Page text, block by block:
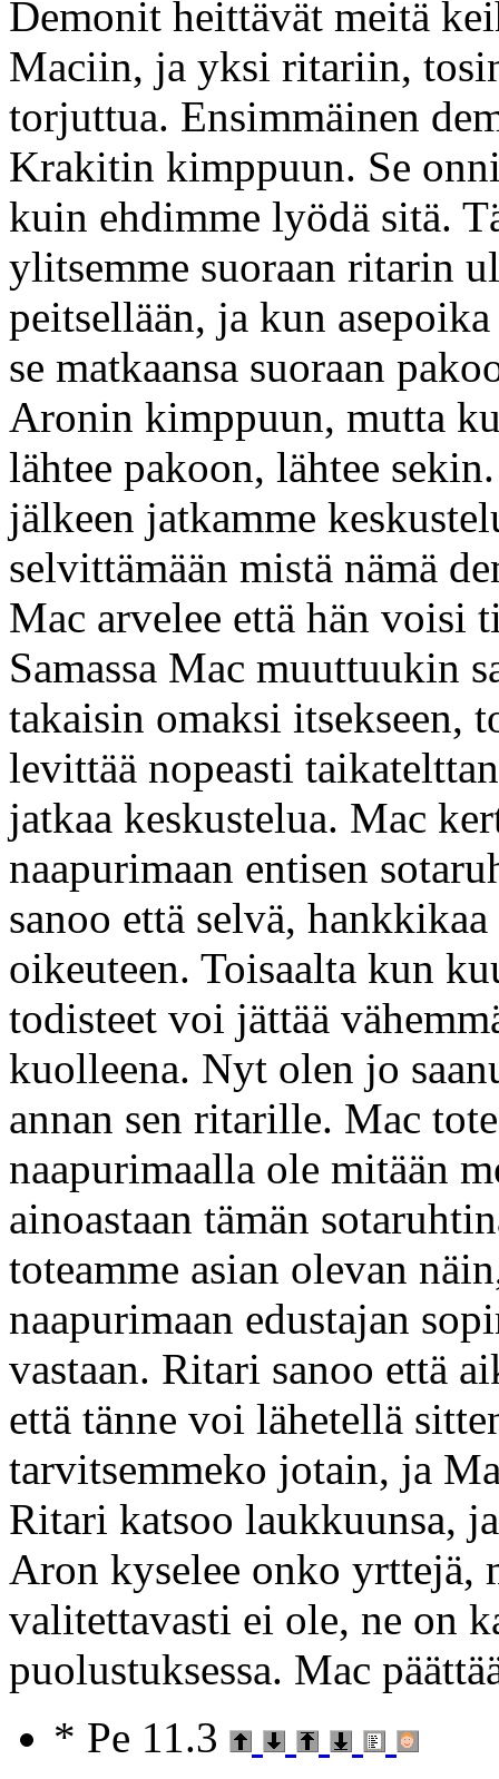
Demonit heittävät meitä
Maciin, ja yksi ritariin,
torjuttua. Ensimmäinen
Krakitin kimppuun. Se
kuin ehdimme lyödä sitä.
ylitsemme suoraan ritarin
peitsellään, ja kun
se matkaansa suoraan
Aronin kimppuun, mutta
lähtee pakoon, lähtee
jälkeen jatkamme
selvittämään mistä nämä
Mac arvelee että hän voisi
Samassa Mac muuttuukin
takaisin omaksi itsekseen,
levittää nopeasti
jatkaa keskustelua. Mac
naapurimaan entisen
sanoo että selvä,
oikeuteen. Toisaalta kun
todisteet voi jättää
kuolleena. Nyt olen jo
annan sen ritarille. Mac
naapurimaalla ole mitään
ainoastaan tämän
toteamme asian olevan
naapurimaan edustajan
vastaan. Ritari sanoo että
että tänne voi lähetellä
tarvitsemmeko jotain, ja
Ritari katsoo laukkuunsa,
Aron kyselee onko yrttejä,
valitettavasti ei ole, ne on
puolustuksessa. Mac
* Pe 11.3